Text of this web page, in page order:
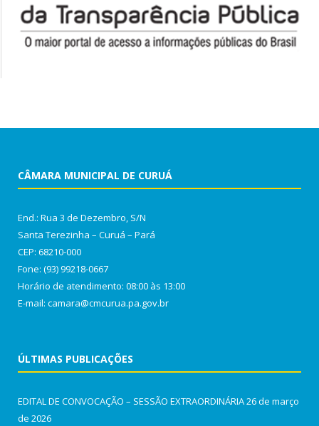
CÂMARA MUNICIPAL DE CURUÁ
End.: Rua 3 de Dezembro, S/N
Santa Terezinha – Curuá – Pará
CEP: 68210-000
Fone: (93) 99218-0667
Horário de atendimento: 08:00 às 13:00
E-mail: camara@cmcurua.pa.gov.br
ÚLTIMAS PUBLICAÇÕES
EDITAL DE CONVOCAÇÃO – SESSÃO EXTRAORDINÁRIA26 de março
de 2026